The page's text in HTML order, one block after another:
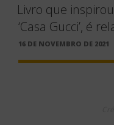
Livro que
‘Casa Gucci’, é
PUBLICADO
16 DE NOVEMBRO DE 2021